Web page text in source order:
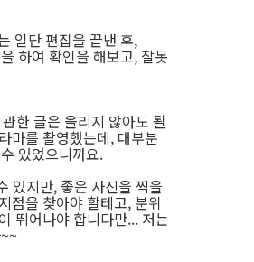
일단 편집을 끝낸 후,
하여 확인을 해보고, 잘못
한 글은 올리지 않아도 될
마를 촬영했는데, 대부분
있었으니까요.
있지만, 좋은 사진을 찍을
점을 찾아야 할테고, 분위
뛰어나야 합니다만... 저는